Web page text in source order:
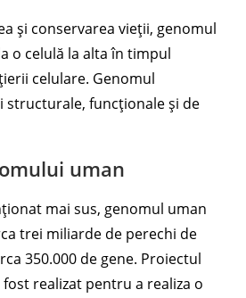
și conservarea vieții, genomul
o celulă la alta în timpul
celulare. Genomul
funcționale și de
uman
mai sus, genomul uman
trei miliarde de perechi de
350.000 de gene. Proiectul
realizat pentru a realiza o